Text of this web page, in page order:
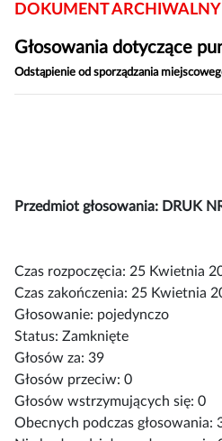
DOKUMENT ARCHIWALNY
Głosowania dotyczące
Odstąpienie od sporządzania
Przedmiot głosowania: DRUK
Czas rozpoczęcia: 25 Kwietnia
Czas zakończenia: 25 Kwietnia
Głosowanie: pojedynczo
Status: Zamknięte
Głosów za: 39
Głosów przeciw: 0
Głosów wstrzymujących się: 0
Obecnych podczas głosowania: